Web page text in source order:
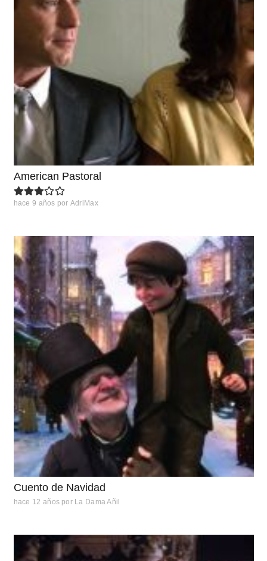
American Pastoral
hace 9 años por AdriMax
Cuento de Navidad
hace 12 años por La Dama Añil